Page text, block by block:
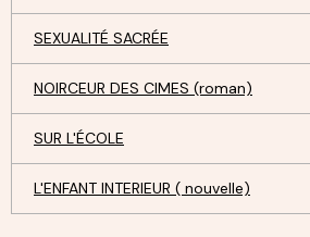
SEXUALITÉ SACRÉE
NOIRCEUR DES CIMES (roman)
SUR L'ÉCOLE
L'ENFANT INTERIEUR ( nouvelle)